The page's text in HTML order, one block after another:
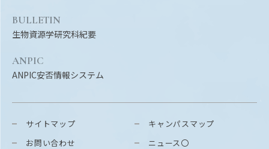
サイトマップ
お問い合わせ
キャンパスマップ
ニュース〇
BULLETIN
生物資源学研究科紀要
ANPIC
ANPIC安否情報システム